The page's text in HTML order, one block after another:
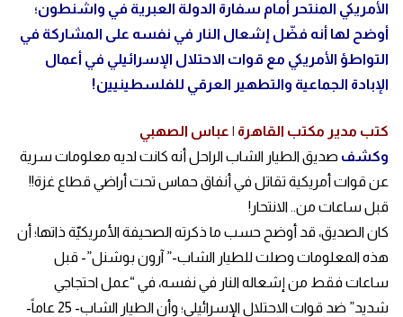
الأمريكي المنتحر أمام سفارة الدولة العبرية في واشنطون؛
أوضح لها أنه فضّل إشعال النار في نفسه على المشاركة في
التواطؤ الأمريكي مع قوات الاحتلال الإسرائيلي في أعمال
الإبادة الجماعية والتطهير العرقي للفلسطينيين!
كتب مدير مكتب القاهرة | عباس الصهبي
وكشف صديق الطيار الشاب الراحل أنه كانت لديه معلومات سرية
عن قوات أمريكية تقاتل في أنفاق حماس تحت أراضي قطاع غزة!!
قبل ساعات من.. الانتحار!
كان الصديق، قد أوضح حسب ما ذكرته الصحيفة الأمريكيّة ذاتها؛ أن
هذه المعلومات وصلت للطيار الشاب-” آرون بوشنل”- قبل
ساعات فقط من إشعاله النار في نفسه، في “عمل احتجاجي
شديد” ضد قوات الاحتلال الإسرائيلي؛ وأن الطيار الشاب- 25 عاماً-